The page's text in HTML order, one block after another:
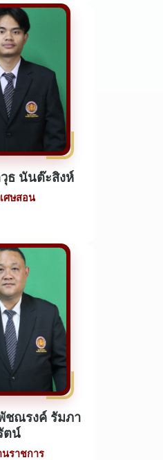
ธ นันต๊ะสิงห์
ศษสอน
ชณรงค์ รัมภา
ตน์
นราชการ